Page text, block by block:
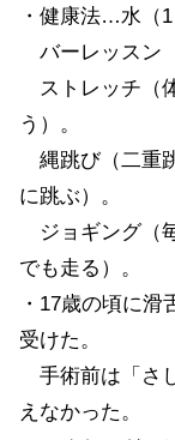
・健康法…水（1
バーレッスン
ストレッチ（
う）。
縄跳び（二重
に跳ぶ）。
ジョギング（
でも走る）。
・17歳の頃に
受けた。
手術前は「さ
えなかった。